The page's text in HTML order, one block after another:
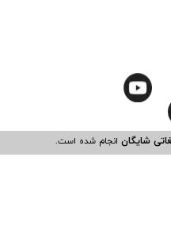
شایگانانجام شده است.​​​​​​​